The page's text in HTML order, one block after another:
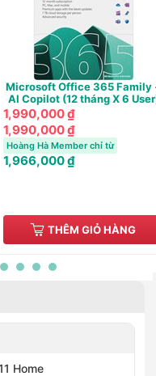
Microsoft Office 365 Family
AI Copilot (12 tháng X 6
1,990,000 ₫
1,990,000 ₫
Hoàng Hà Member chỉ từ
1,966,000 ₫
THÊM GIỎ HÀNG
Home